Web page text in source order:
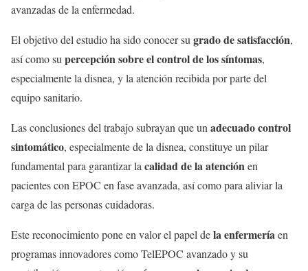
avanzadas de la enfermedad.
El objetivo del estudio ha sido conocer su grado de satisfacción,
así como su percepción sobre el control de los síntomas,
especialmente la disnea, y la atención recibida por parte del
equipo sanitario.
Las conclusiones del trabajo subrayan que un adecuado control
sintomático, especialmente de la disnea, constituye un pilar
fundamental para garantizar la calidad de la atenciónen
pacientes con EPOC en fase avanzada, así como para aliviar la
carga de las personas cuidadoras.
Este reconocimiento pone en valor el papel dela enfermeríaen
programas innovadores como TelEPOC avanzado y su